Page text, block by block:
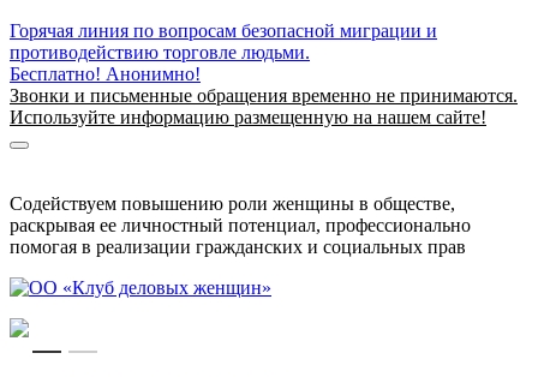
Горячая линия по вопросам безопасной миграции и
противодействию торговле людьми.
Бесплатно! Анонимно!
Звонки и письменные обращения временно не принимаются.
Используйте информацию размещенную на нашем сайте!
Содействуем повышению роли женщины в обществе,
раскрывая ее личностный потенциал, профессионально
помогая в реализации гражданских и социальных прав
RUEN